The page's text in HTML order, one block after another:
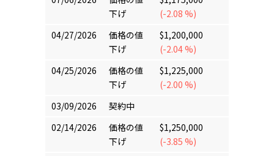
下げ
(-2.08 %)
04/27/2026
価格の値
下げ
$1,200,000
(-2.04 %)
04/25/2026
価格の値
下げ
$1,225,000
(-2.00 %)
03/09/2026
契約中
02/14/2026
価格の値
下げ
$1,250,000
(-3.85 %)